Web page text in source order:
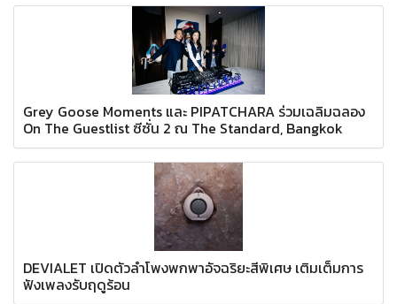
Grey Goose Moments และ PIPATCHARA ร่วมเฉลิมฉลอง
On The Guestlist ซีซั่น 2 ณ The Standard, Bangkok
DEVIALET เปิดตัวลำโพงพกพาอัจฉริยะสีพิเศษ เติมเต็มการ
ฟังเพลงรับฤดูร้อน